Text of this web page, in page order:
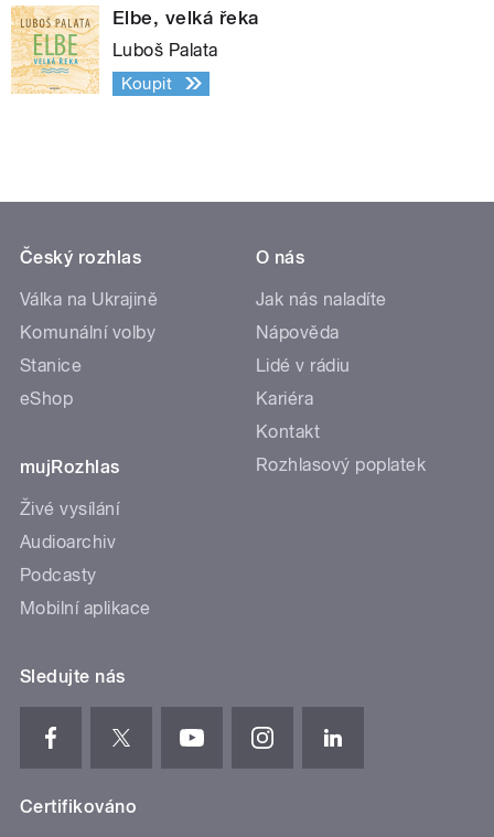
Elbe, velká řeka
Luboš Palata
Koupit
Český rozhlas
Válka na Ukrajině
Komunální volby
Stanice
eShop
mujRozhlas
Živé vysílání
Audioarchiv
Podcasty
Mobilní aplikace
O nás
Jak nás naladíte
Nápověda
Lidé v rádiu
Kariéra
Kontakt
Rozhlasový poplatek
Sledujte nás
Certifikováno